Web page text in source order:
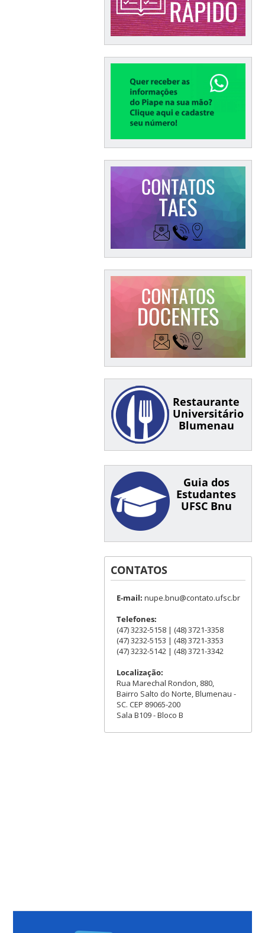
Restaurante
Universitário
Blumenau
Guia dos
Estudantes
UFSC Bnu
CONTATOS
E-mail: nupe.bnu@contato.ufsc.br
Telefones:
(47) 3232-5158 | (48) 3721-3358
(47) 3232-5153 | (48) 3721-3353
(47) 3232-5142 | (48) 3721-3342
Localização:
Rua Marechal Rondon, 880,
Bairro Salto do Norte, Blumenau -
SC. CEP 89065-200
Sala B109 - Bloco B